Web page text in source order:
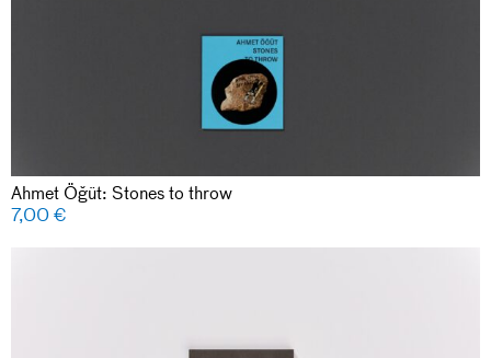
Ahmet Öğüt: Stones to throw
7,00€